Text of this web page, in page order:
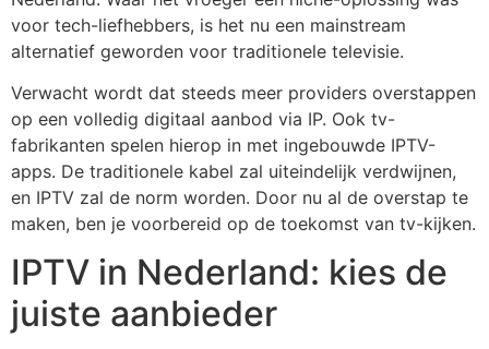
voor tech-liefhebbers, is het nu een mainstream
alternatief geworden voor traditionele televisie.
Verwacht wordt dat steeds meer providers overstappen
op een volledig digitaal aanbod via IP. Ook tv-
fabrikanten spelen hierop in met ingebouwde IPTV-
apps. De traditionele kabel zal uiteindelijk verdwijnen,
en IPTV zal de norm worden. Door nu al de overstap te
maken, ben je voorbereid op de toekomst van tv-kijken.
IPTV in Nederland: kies de
juiste aanbieder